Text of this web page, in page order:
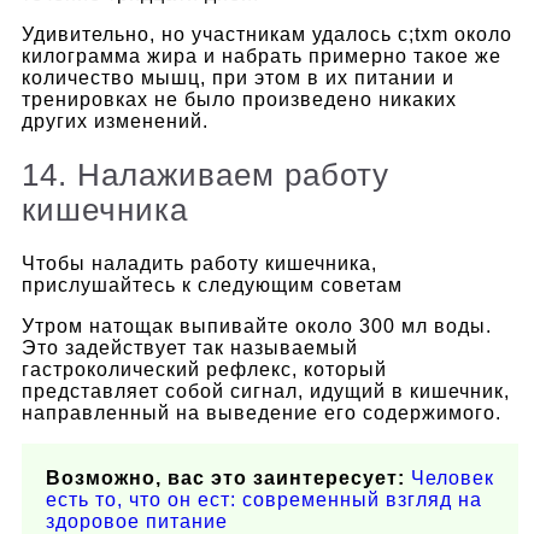
Удивительно, но участникам удалось с;txm около
килограмма жира и набрать примерно такое же
количество мышц, при этом в их питании и
тренировках не было произведено никаких
других изменений.
14. Налаживаем работу
кишечника
Чтобы наладить работу кишечника,
прислушайтесь к следующим советам
Утром натощак выпивайте около 300 мл воды.
Это задействует так называемый
гастроколический рефлекс, который
представляет собой сигнал, идущий в кишечник,
направленный на выведение его содержимого.
Возможно, вас это заинтересует: Человек
есть то, что он ест: современный взгляд на
здоровое питание